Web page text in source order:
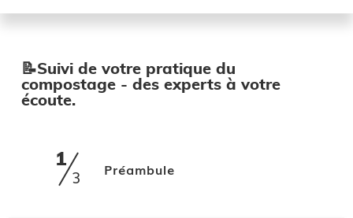
ACCUEIL
Comment suivre mes demandes ?
Mes demandes
📝Suivi de votre pratique du
compostage - des experts à votre
écoute.
1
3 Préambule(étape courante)